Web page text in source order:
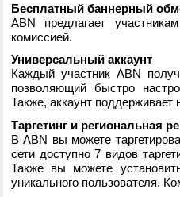
Бесплатный баннерный
ABN предлагает
комиссией.
Универсальный аккаунт
Каждый участник ABN
позволяющий быстро
Также, аккаунт поддерживает
Таргетинг и региональная
В ABN вы можете
сети доступно 7 видов
Также вы можете
уникального пользователя.